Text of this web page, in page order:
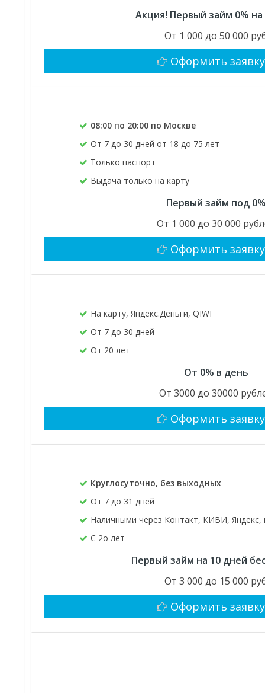
Акция! Первый займ 0%
От 1 000 до 50 000
Оформить заявку
08:00 по 20:00 по Москве
От 7 до 30 дней от 18 до 75 лет
Только паспорт
Выдача только на карту
Первый займ под
От 1 000 до 30 000
Оформить заявку
На карту, Яндекс.Деньги, QIWI
От 7 до 30 дней
От 20 лет
От 0% в день
От 3000 до 30000
Оформить заявку
Круглосуточно, без выходных
От 7 до 31 дней
Наличными через Контакт, КИВИ, Яндекс,
C 2о лет
Первый займ на 10 дней
От 3 000 до 15 000
Оформить заявку